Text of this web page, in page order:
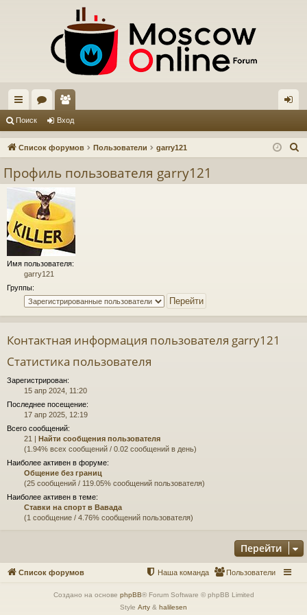
с
ы
и
ум
ол
ьз
ат
ел
и
д
Поиск Вход
Список форумов Пользователи garry121
Профиль пользователя garry121
Имя пользователя:
garry121
Группы:
Контактная информация пользователя garry121
Статистика пользователя
Зарегистрирован:
15 апр 2024, 11:20
Последнее посещение:
17 апр 2025, 12:19
Всего сообщений:
21 | Найти сообщения пользователя
(1.94% всех сообщений / 0.02 сообщений в день)
Наиболее активен в форуме:
Общение без границ
(25 сообщений / 119.05% сообщений пользователя)
Наиболее активен в теме:
Ставки на спорт в Вавада
(1 сообщение / 4.76% сообщений пользователя)
Перейти
Список форумов Пользователи
Наша команда
Создано на основе phpBB® Forum Software © phpBB Limited
Style Arty & halilesen